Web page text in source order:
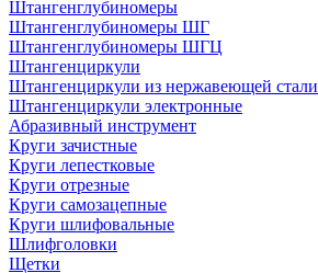
Штангенглубиномеры
Штангенглубиномеры ШГ
Штангенглубиномеры ШГЦ
Штангенциркули
Штангенциркули из нержавеющей стали
Штангенциркули электронные
Абразивный инструмент
Круги зачистные
Круги лепестковые
Круги отрезные
Круги самозацепные
Круги шлифовальные
Шлифголовки
Щетки